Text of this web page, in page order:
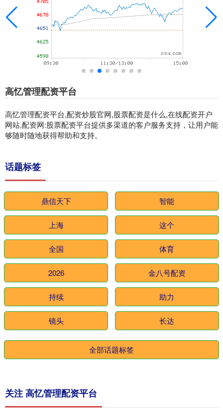
高忆管理配资平台
高忆管理配资平台,配资炒股官网,股票配资是什么,在线配资开户
网站,配资网:股票配资平台提供多渠道的客户服务支持，让用户能
够随时随地获得帮助和支持。
话题标签
鼎信天下 智能
上海 这个
全国 体育
2026 金八号配资
持续 助力
镜头 长达
全部话题标签
关注 高忆管理配资平台